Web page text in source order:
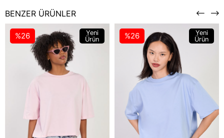
BENZER ÜRÜNLER
%26
Yeni
Ürün
%26
Yeni
Ürün